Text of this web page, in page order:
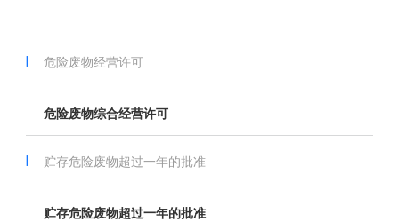
危险废物经营许可
危险废物综合经营许可
贮存危险废物超过一年的批准
贮存危险废物超过一年的批准